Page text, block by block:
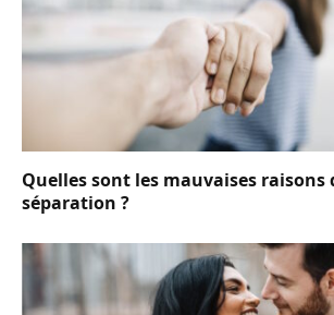
Quelles sont les mauvaises raisons
séparation ?